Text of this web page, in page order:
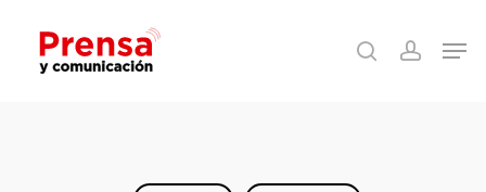
main
search